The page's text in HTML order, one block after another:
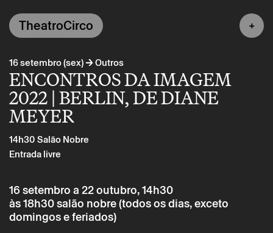
16 setembro (sex)→Outros
ENCONTROS DA IMAGEM
2022 | BERLIN, DE DIANE
MEYER
14h30Salão Nobre
Entrada livre
16 setembro a 22 outubro, 14h30
às 18h30 salão nobre (todos os dias, exceto
domingos e feriados)
TheatroCirco